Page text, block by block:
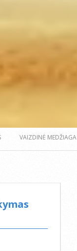
VAIZDINĖ MEDŽIAGA